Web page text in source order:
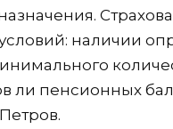
наличии
ли пенсионных